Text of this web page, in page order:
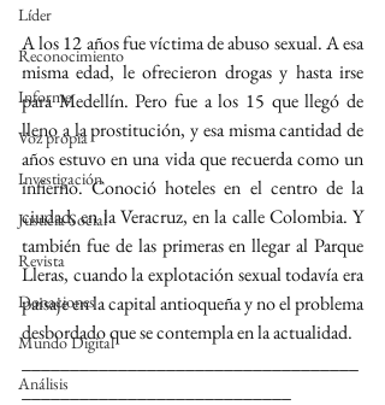
Líder
Reconocimiento
Informe
Voz propia
Investigación
Justicia Social
Revista
Donaciones
Mundo Digital
Análisis
A los 12 años fue víctima de abuso sexual. A esa
misma edad, le ofrecieron drogas y hasta irse
para Medellín. Pero fue a los 15 que llegó de
lleno a la prostitución, y esa misma cantidad de
años estuvo en una vida que recuerda como un
infierno. Conoció hoteles en el centro de la
ciudad, en la Veracruz, en la calle Colombia. Y
también fue de las primeras en llegar al Parque
Lleras, cuando la explotación sexual todavía era
paisaje en la capital antioqueña y no el problema
desbordado que se contempla en la actualidad.
___________________________________
____________________________